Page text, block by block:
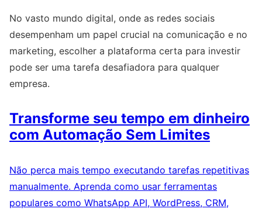
No vasto mundo digital, onde as redes sociais
desempenham um papel crucial na comunicação e no
marketing, escolher a plataforma certa para investir
pode ser uma tarefa desafiadora para qualquer
empresa.
Transforme seu tempo em dinheiro
com Automação Sem Limites
Não perca mais tempo executando tarefas repetitivas
manualmente. Aprenda como usar ferramentas
populares como WhatsApp API, WordPress, CRM,